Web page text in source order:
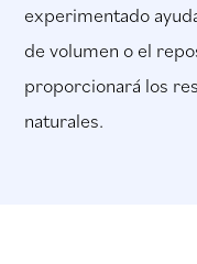
experimentado
de volumen o el
proporcionará los
naturales.